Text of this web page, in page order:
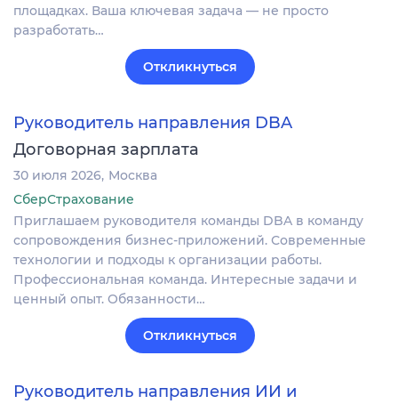
площадках. Ваша ключевая задача — не просто
разработать…
Откликнуться
Руководитель направления DBA
Договорная зарплата
30 июля 2026 Москва
СберСтрахование
Приглашаем руководителя команды DBA в команду
сопровождения бизнес-приложений. Современные
технологии и подходы к организации работы.
Профессиональная команда. Интересные задачи и
ценный опыт. Обязанности…
Откликнуться
Руководитель направления ИИ и